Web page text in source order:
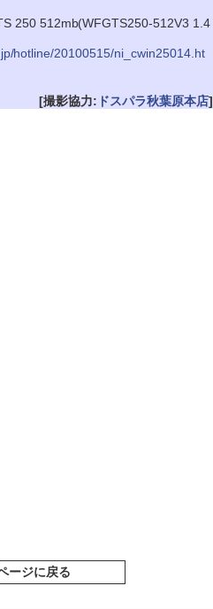
250 512mb(WFGTS250-512V3 1.4
hotline/20100515/ni_cwin25014.ht
[撮影協力: ドスパラ秋葉原本店]
ージに戻る